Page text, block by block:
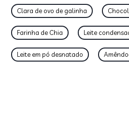
Clara de ovo de galinha
Farinha de Chia Leite
Leite em pó desnatado